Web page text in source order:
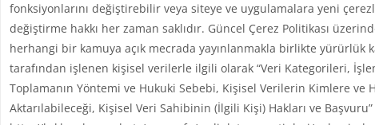
fonksiyonlarını değiştirebilir veya siteye ve uygulamalara yeni
değiştirme hakkı her zaman saklıdır. Güncel Çerez Politikası
herhangi bir kamuya açık mecrada yayınlanmakla birlikte
tarafından işlenen kişisel verilerle ilgili olarak “Veri Kategorileri,
Toplamanın Yöntemi ve Hukuki Sebebi, Kişisel Verilerin Kimlere
Aktarılabileceği, Kişisel Veri Sahibinin (İlgili Kişi) Hakları ve